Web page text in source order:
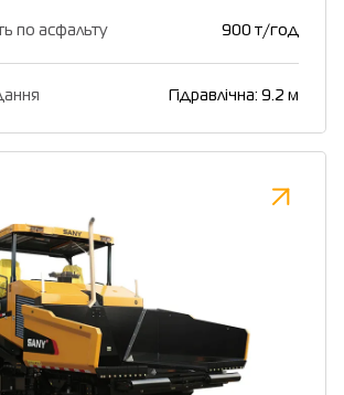
по асфальту 900 т/год
Гідравлічна: 9.2 м